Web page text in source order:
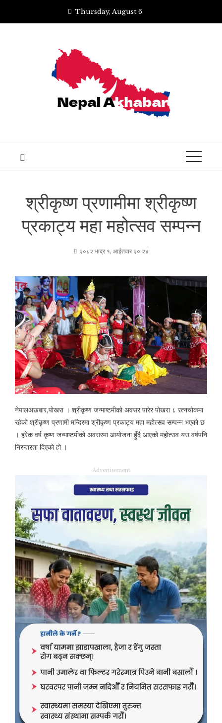
Thursday, August 6
श्रीकृष्ण प्रणामीमा श्रीकृष्ण
प्रकाट्य महा महोत्सव सम्पन्न
२०८२ भाद्र १, आईतवार २०:२४
नेपालअखबार,पोखरा । श्रीकृष्ण जन्माष्टमीको अवसर पारेर पोखरा ८ रत्नचोकमा
रहेको श्रीकृष्ण प्रणामी मन्दिरमा श्रीकृष्ण प्रकाट्य महा महोत्सव सम्पन्न भएको छ
। हरेक वर्ष कृष्ण जन्माष्टमीको अवसरमा आयोजना हुँदै आएको महोत्सव यस वर्षपनि
निरन्तरता दिएको हो ।
Advertisement